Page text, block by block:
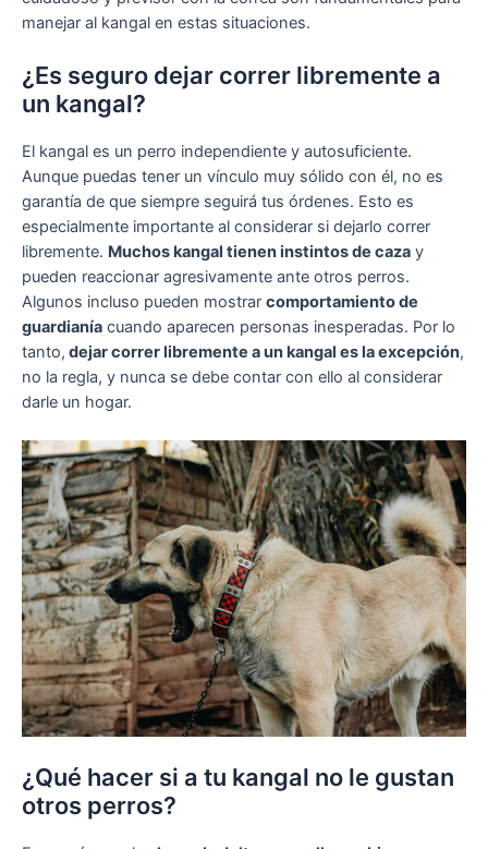
manejar al kangal en estas situaciones.
¿Es seguro dejar correr libremente a
un kangal?
El kangal es un perro independiente y autosuficiente.
Aunque puedas tener un vínculo muy sólido con él, no es
garantía de que siempre seguirá tus órdenes. Esto es
especialmente importante al considerar si dejarlo correr
libremente. Muchos kangal tienen instintos de caza y
pueden reaccionar agresivamente ante otros perros.
Algunos incluso pueden mostrar comportamiento de
guardianía cuando aparecen personas inesperadas. Por lo
tanto, dejar correr libremente a un kangal es la excepción,
no la regla, y nunca se debe contar con ello al considerar
darle un hogar.
¿Qué hacer si a tu kangal no le gustan
otros perros?